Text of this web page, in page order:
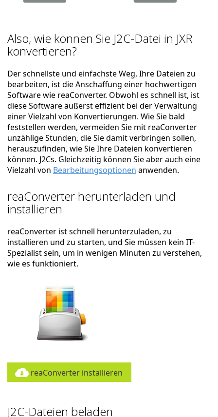
Also, wie können Sie J2C-Datei in JXR
konvertieren?
Der schnellste und einfachste Weg, Ihre Dateien zu
bearbeiten, ist die Anschaffung einer hochwertigen
Software wie reaConverter. Obwohl es schnell ist, ist
diese Software äußerst effizient bei der Verwaltung
einer Vielzahl von Konvertierungen. Wie Sie bald
feststellen werden, vermeiden Sie mit reaConverter
unzählige Stunden, die Sie damit verbringen sollen,
herauszufinden, wie Sie Ihre Dateien konvertieren
können. J2Cs. Gleichzeitig können Sie aber auch eine
Vielzahl von Bearbeitungsoptionen anwenden.
reaConverter herunterladen und
installieren
reaConverter ist schnell herunterzuladen, zu
installieren und zu starten, und Sie müssen kein IT-
Spezialist sein, um in wenigen Minuten zu verstehen,
wie es funktioniert.
reaConverter installieren
J2C-Dateien beladen